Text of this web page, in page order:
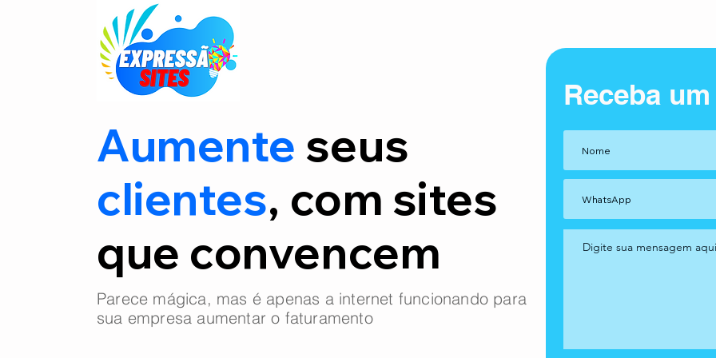
Aumente seus
clientes, com sites
que convencem
Parece mágica, mas é apenas a internet funcionando para
sua empresa aumentar o faturamento
Receba